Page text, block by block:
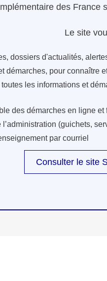
des France
Le site
dossiers d'actualités,
démarches, pour connaître
toutes les informations et
des démarches en ligne
l’administration (guichets,
par courriel
Consulter le site